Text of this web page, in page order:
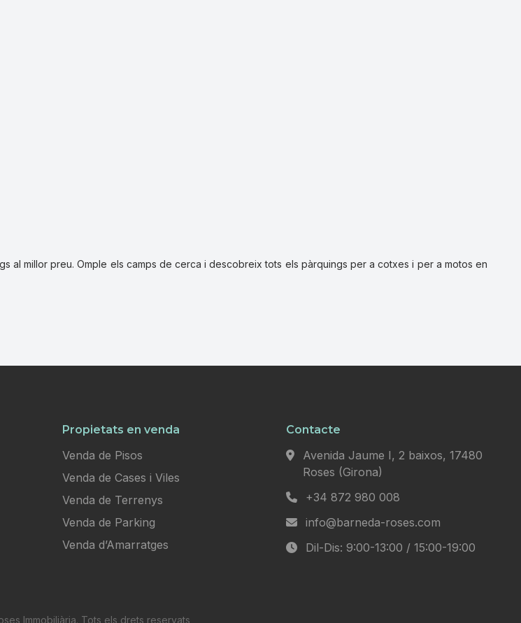
al millor preu. Omple els camps de cerca i descobreix tots els pàrquings per a cotxes i per a motos en
Propietats en venda
Venda de Pisos
Venda de Cases i Viles
Venda de Terrenys
Venda de Parking
Venda d’Amarratges
Contacte
Avenida Jaume I, 2 baixos, 17480
Roses (Girona)
+34 872 980 008
info@barneda-roses.com
Dil-Dis: 9:00-13:00 / 15:00-19:00
Immobiliària. Tots els drets reservats